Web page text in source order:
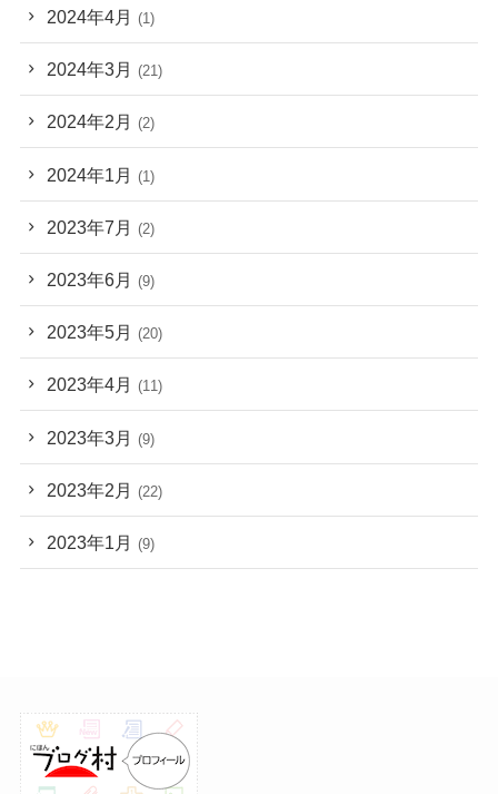
2024年4月 (1)
2024年3月 (21)
2024年2月 (2)
2024年1月 (1)
2023年7月 (2)
2023年6月 (9)
2023年5月 (20)
2023年4月 (11)
2023年3月 (9)
2023年2月 (22)
2023年1月 (9)